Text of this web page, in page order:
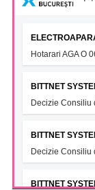
Hotarari AGA O
BITTNET
Decizie Consiliu
BITTNET
Decizie Consiliu
BITTNET